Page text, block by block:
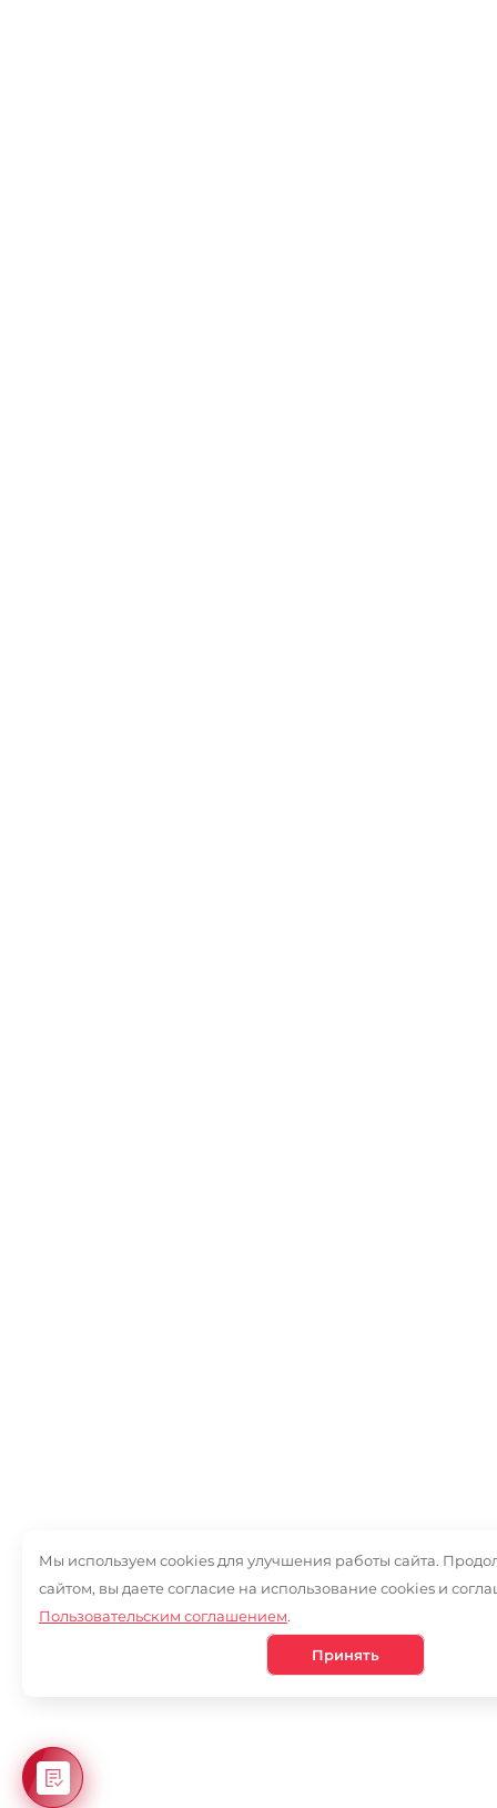
Мы используем cookies для улучшения работы сайта.
сайтом, вы даете согласие на использование cookies и
Пользовательским соглашением.
Принять